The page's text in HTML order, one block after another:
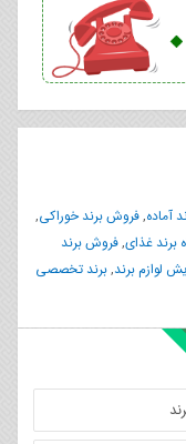
آماده,فروش برند خوراکی,
برند غذای,فروش برند
لوازم برند,برند تخصصی